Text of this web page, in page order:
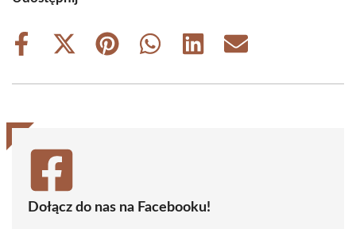
Share
Share
(Twitter)
Share
Share
Share
Share
Dołącz do nas na Facebooku!